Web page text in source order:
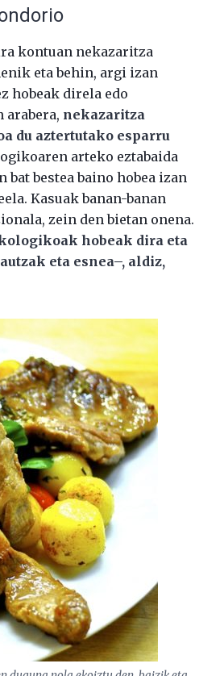
kontuan nekazaritza
eta behin, argi izan
hobeak direla edo
arabera, nekazaritza
du aztertutako esparru
arteko eztabaida
bat bestea baino hobea izan
Kasuak banan-banan
zein den bietan onena.
hobeak dira eta
eta esnea–, aldiz,